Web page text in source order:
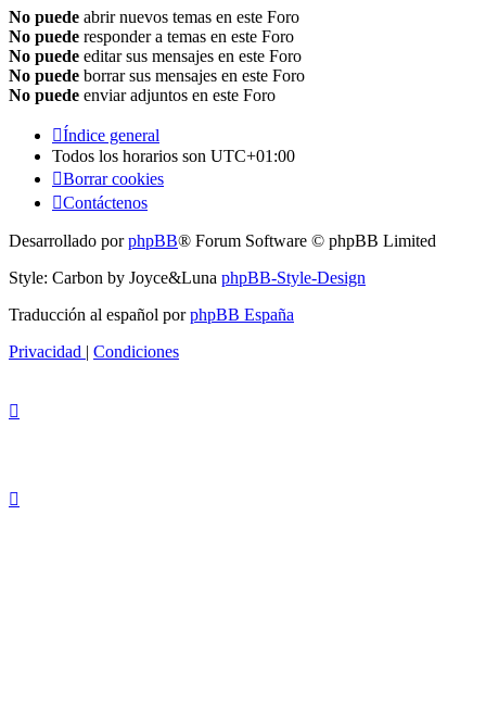
No puede abrir nuevos temas en este Foro
No puede responder a temas en este Foro
No puede editar sus mensajes en este Foro
No puede borrar sus mensajes en este Foro
No puede enviar adjuntos en este Foro
Índice general
Todos los horarios son UTC+01:00
Borrar cookies
Contáctenos
Desarrollado porphpBB® Forum Software © phpBB Limited
Style: Carbon by Joyce&Luna phpBB-Style-Design
Traducción al español porphpBB España
Privacidad | Condiciones